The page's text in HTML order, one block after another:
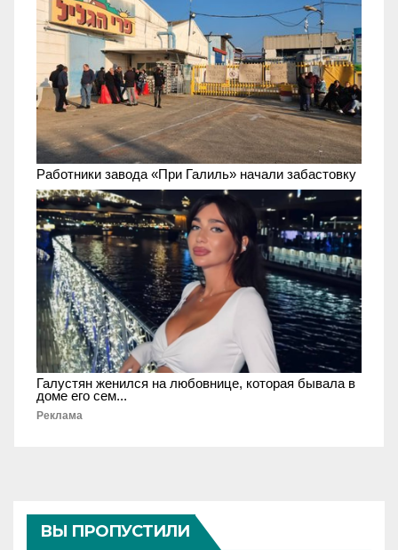
Работники завода «При Галиль» начали забастовку
Галустян женился на любовнице, которая бывала в
доме его сем...
Реклама
ВЫ ПРОПУСТИЛИ